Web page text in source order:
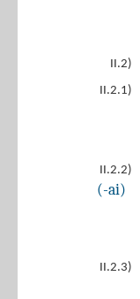
II.2)
II.2.1)
II.2.2)
(-ai)
II.2.3)